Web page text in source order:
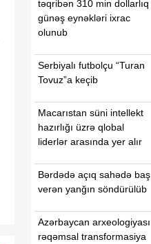
təqribən 310 min dollarlıq
günəş eynəkləri ixrac
olunub
Serbiyalı futbolçu “Turan
Tovuz”a keçib
Macarıstan süni intellekt
hazırlığı üzrə qlobal
liderlər arasında yer alır
Bərdədə açıq sahədə baş
verən yanğın söndürülüb
Azərbaycan arxeologiyası
rəqəmsal transformasiya